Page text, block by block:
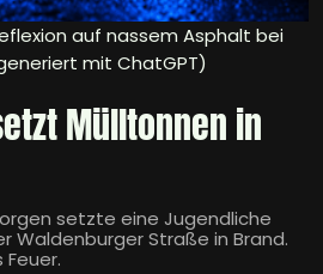
auf nassem Asphalt bei
mit ChatGPT)
Mülltonnen in
setzte eine Jugendliche
Waldenburger Straße in Brand.